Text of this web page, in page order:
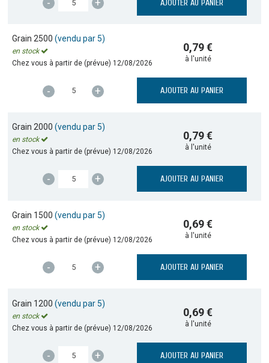
- + AJOUTER AU PANIER
Grain 2500(vendu par 5)
en stock
Chez vous à partir de (prévue) 12/08/2026
0,79 €
à l'unité
- + AJOUTER AU PANIER
Grain 2000(vendu par 5)
en stock
Chez vous à partir de (prévue) 12/08/2026
0,79 €
à l'unité
- + AJOUTER AU PANIER
Grain 1500(vendu par 5)
en stock
Chez vous à partir de (prévue) 12/08/2026
0,69 €
à l'unité
- + AJOUTER AU PANIER
Grain 1200(vendu par 5)
en stock
Chez vous à partir de (prévue) 12/08/2026
0,69 €
à l'unité
- + AJOUTER AU PANIER